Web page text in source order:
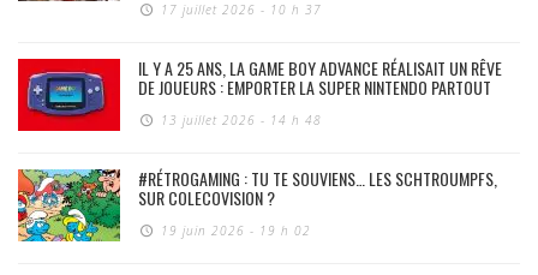
17 juillet 2026 - 10 h 37
IL Y A 25 ANS, LA GAME BOY ADVANCE RÉALISAIT UN RÊVE
DE JOUEURS : EMPORTER LA SUPER NINTENDO PARTOUT
13 juillet 2026 - 14 h 48
#RÉTROGAMING : TU TE SOUVIENS… LES SCHTROUMPFS,
SUR COLECOVISION ?
19 juin 2026 - 19 h 02